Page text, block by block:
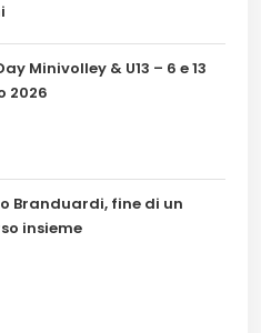
Minivolley & U13 – 6 e 13
2026
Branduardi, fine di un
insieme